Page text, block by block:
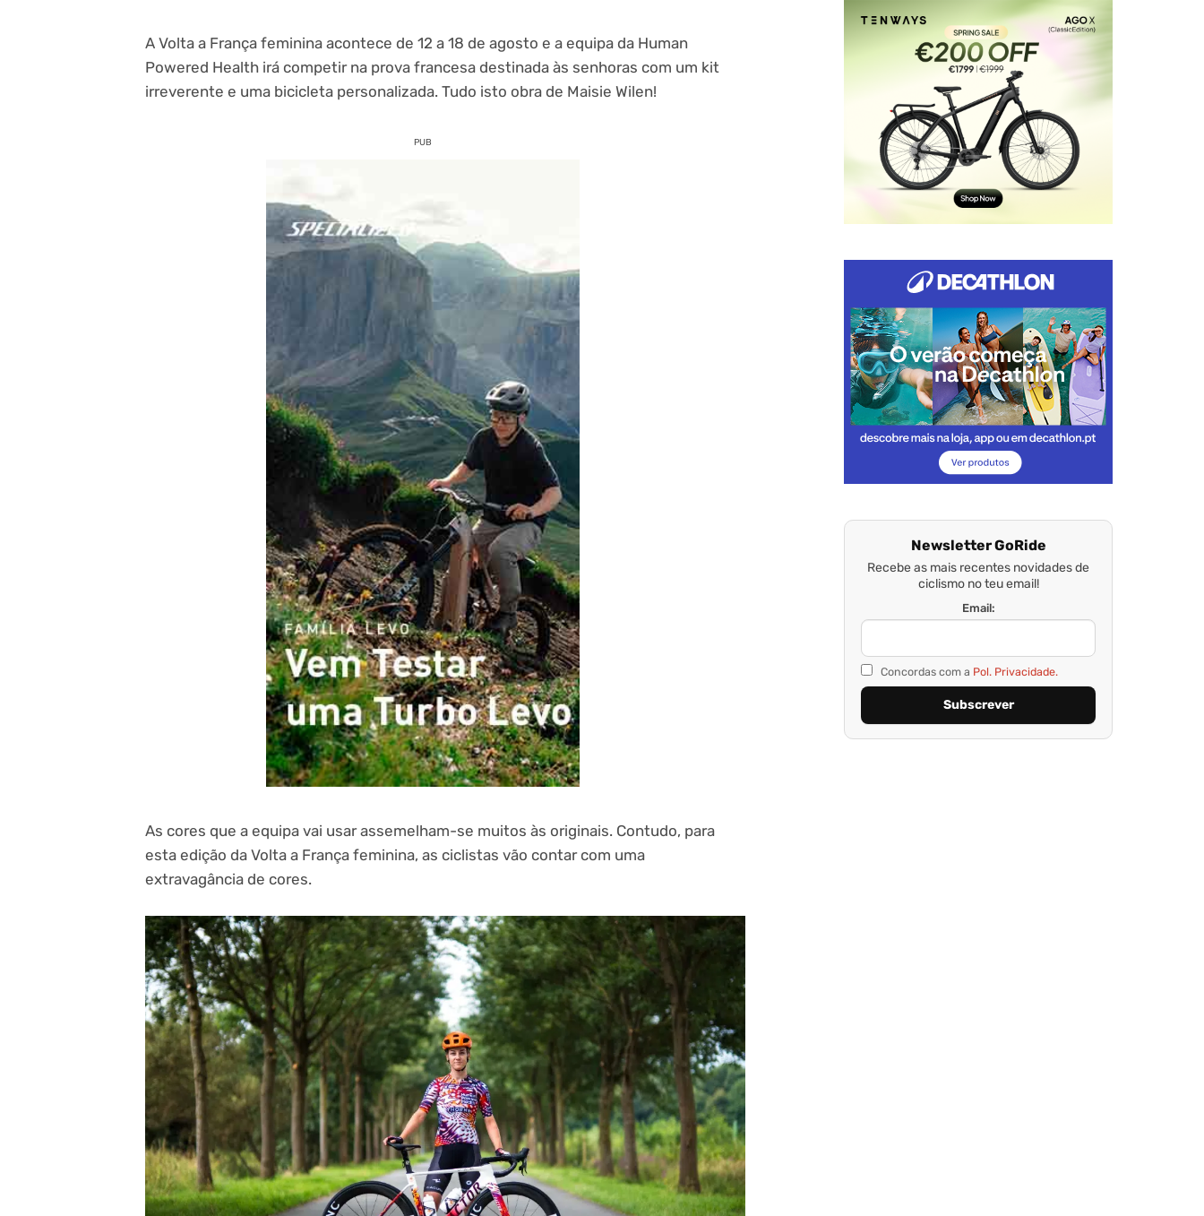
A Volta a França feminina acontece de 12 a 18 de agosto e a equipa da Human
Powered Health irá competir na prova francesa destinada às senhoras com um kit
irreverente e uma bicicleta personalizada. Tudo isto obra de Maisie Wilen!
PUB
As cores que a equipa vai usar assemelham-se muitos às originais. Contudo, para
esta edição da Volta a França feminina, as ciclistas vão contar com uma
extravagância de cores.
Newsletter GoRide
Recebe as mais recentes novidades de
ciclismo no teu email!
Email:
Concordas com a Pol. Privacidade.